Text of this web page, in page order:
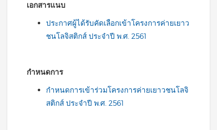
เอกสารแนบ
ประกาศผู้ได้รับคัดเลือกเข้าโครงการค่ายเยาว
ชนโลจิสติกส์ ประจำปี พ.ศ. 2561
กำหนดการ
กำหนดการเข้าร่วมโครงการค่ายเยาวชนโลจิ
สติกส์ ประจำปี พ.ศ. 2561